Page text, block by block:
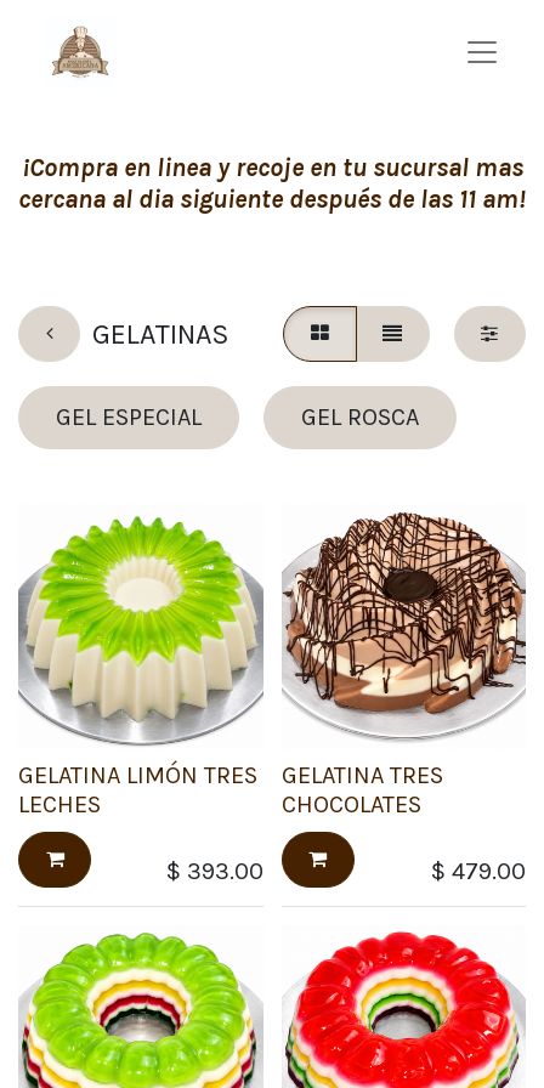
¡Compra en linea y recoje en tu sucursal mas
cercana al dia siguiente después de las 11 am!
GELATINAS
GEL ESPECIAL GEL ROSCA
GELATINA LIMÓN TRES
LECHES
$ 393.00
GELATINA TRES
CHOCOLATES
$ 479.00